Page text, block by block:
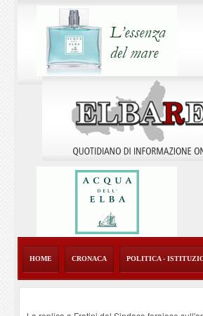
HOME CRONACA POLITICA -